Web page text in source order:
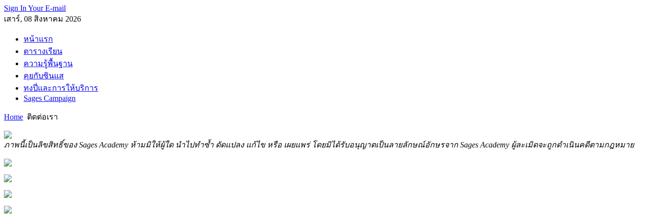
Sign In Your E-mail
เสาร์, 08 สิงหาคม 2026
หน้าแรก
ตารางเรียน
ความรู้พื้นฐาน
คุยกับซินแส
ทงปี่และการให้บริการ
Sages Campaign
Home ติดต่อเรา
ภาพนี้เป็นลิขสิทธิ์ของ Sages Academy ห้ามมิให้ผู้ใด นำไปทำซ้ำ ดัดแปลง แก้ไข หรือ เผยแพร่ โดยมิได้รับอนุญาตเป็นลายลักษณ์อักษรจาก Sages Academy ผู้ละเมิดจะถูกดำเนินคดีตามกฎหมาย